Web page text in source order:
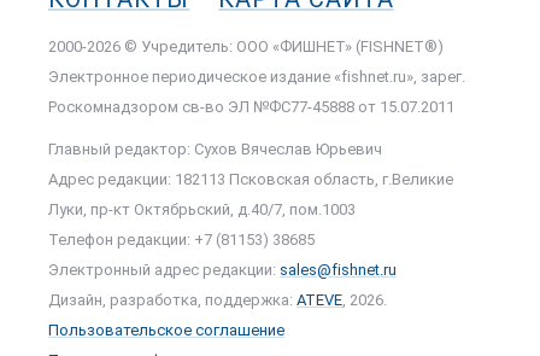
2000-2026 © Учредитель: ООО «ФИШНЕТ» (FISHNET®)
Электронное периодическое издание «fishnet.ru», зарег.
Роскомнадзором cв-во ЭЛ №ФС77-45888 от 15.07.2011
Главный редактор: Сухов Вячеслав Юрьевич
Адрес редакции: 182113 Псковская область, г.Великие
Луки, пр-кт Октябрьский, д.40/7, пом.1003
Телефон редакции: +7 (81153) 38685
Электронный адрес редакции: sales@fishnet.ru
Дизайн, разработка, поддержка: ATEVE , 2026.
Пользовательское соглашение